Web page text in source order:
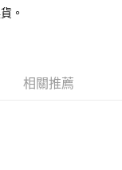
。
相關推薦